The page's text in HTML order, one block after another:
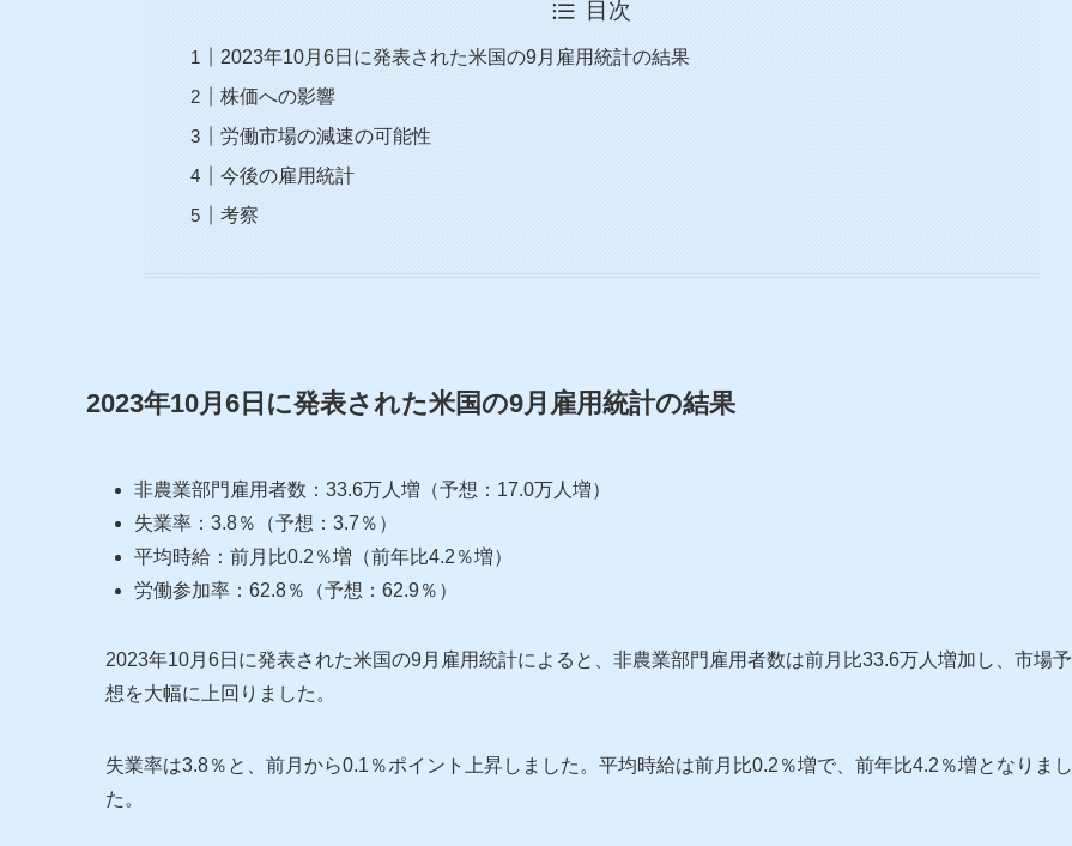
目次
2023年10月6日に発表された米国の9月雇用統計の結果
株価への影響
労働市場の減速の可能性
今後の雇用統計
考察
2023年10月6日に発表された米国の9月雇用統計の結果
非農業部門雇用者数：33.6万人増（予想：17.0万人増）
失業率：3.8％（予想：3.7％）
平均時給：前月比0.2％増（前年比4.2％増）
労働参加率：62.8％（予想：62.9％）
2023年10月6日に発表された米国の9月雇用統計によると、非農業部門雇用者数は前月比33.6万人増加し、市場予
想を大幅に上回りました。
失業率は3.8％と、前月から0.1％ポイント上昇しました。平均時給は前月比0.2％増で、前年比4.2％増となりまし
た。